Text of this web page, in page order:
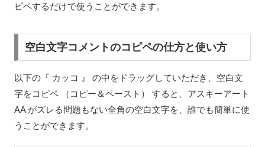
ピペするだけで使うことができます。
空白文字コメントのコピペの仕方と使い方
以下の『 カッコ 』 の中をドラッグしていただき、空白文
字をコピペ （コピー＆ペースト） すると、アスキーアート
AA がズレる問題もない全角の空白文字を、誰でも簡単に使
うことができます。